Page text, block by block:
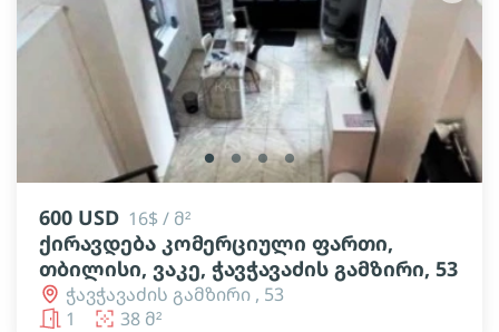
lens lens lens lens
600 USD 16$ / მ²
ქირავდება კომერციული ფართი,
თბილისი, ვაკე, ჭავჭავაძის გამზირი, 53
ჭავჭავაძის გამზირი , 53
1
38 მ²